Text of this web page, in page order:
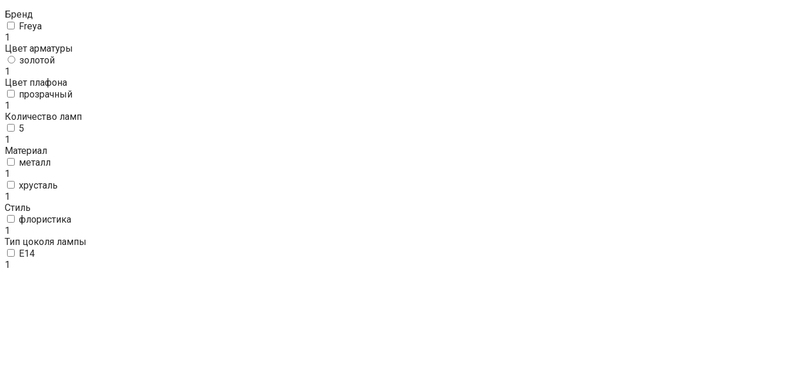
Бренд
Freya
1
Цвет арматуры
золотой
1
Цвет плафона
прозрачный
1
Количество ламп
5
1
Материал
металл
1
хрусталь
1
Стиль
флористика
1
Тип цоколя лампы
E14
1